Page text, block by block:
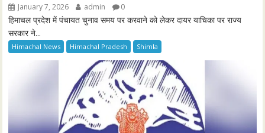
January 7, 2026 admin 0
हिमाचल प्रदेश में पंचायत चुनाव समय पर करवाने को लेकर दायर याचिका पर राज्य
सरकार ने...
Himachal News Himachal Pradesh Shimla